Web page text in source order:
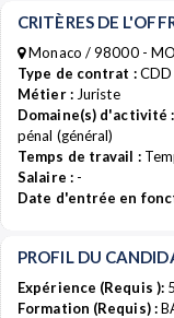
CRITÈRES DE
Monaco / 98000 -
Type de contrat :CDD
Métier :Juriste
Domaine(s) d'activité :
pénal (général)
Temps de travail :
Salaire :-
Date d'entrée en
PROFIL DU
Expérience (Requis ):
Formation (Requis) :